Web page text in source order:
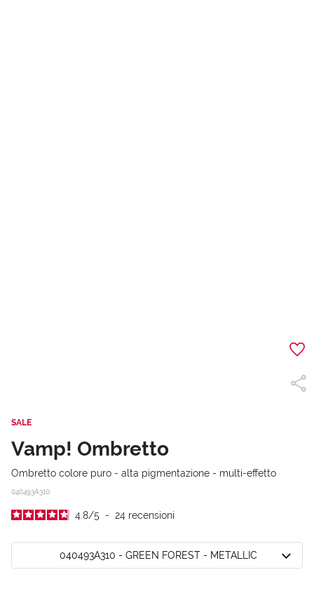
SALE
Vamp! Ombretto
Ombretto colore puro - alta pigmentazione - multi-effetto
040493A310
4.8/5 - 24 recensioni
040493A310 - GREEN FOREST - METALLIC